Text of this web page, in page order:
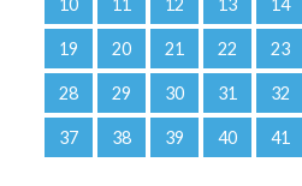
19 20 21 22 23
28 29 30 31 32
37 38 39 40 41